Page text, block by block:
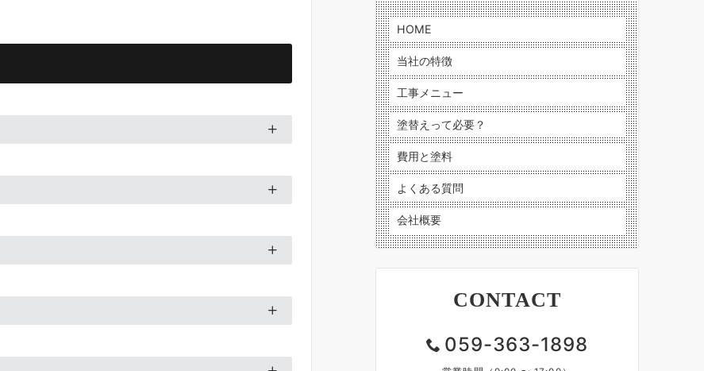
HOME
当社の特徴
工事メニュー
塗替えって必要？
費用と塗料
よくある質問
会社概要
CONTACT
059-363-1898